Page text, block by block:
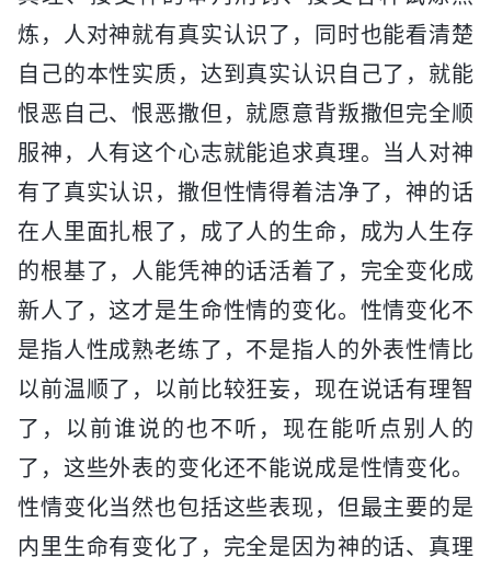
炼，人对神就有真实认识了，同时也能看清楚
自己的本性实质，达到真实认识自己了，就能
恨恶自己、恨恶撒但，就愿意背叛撒但完全顺
服神，人有这个心志就能追求真理。当人对神
有了真实认识，撒但性情得着洁净了，神的话
在人里面扎根了，成了人的生命，成为人生存
的根基了，人能凭神的话活着了，完全变化成
新人了，这才是生命性情的变化。性情变化不
是指人性成熟老练了，不是指人的外表性情比
以前温顺了，以前比较狂妄，现在说话有理智
了，以前谁说的也不听，现在能听点别人的
了，这些外表的变化还不能说成是性情变化。
性情变化当然也包括这些表现，但最主要的是
内里生命有变化了，完全是因为神的话、真理